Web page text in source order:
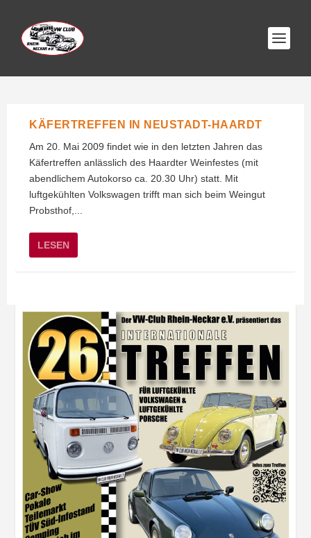
KÄFERTREFFEN IN NEUSTADT-HAARDT
Am 20. Mai 2009 findet wie in den letzten Jahren das
Käfertreffen anlässlich des Haardter Weinfestes (mit
abendlichem Autokorso ca. 20.30 Uhr) statt. Mit
luftgekühlten Volkswagen trifft man sich beim Weingut
Probsthof,...
LESEN